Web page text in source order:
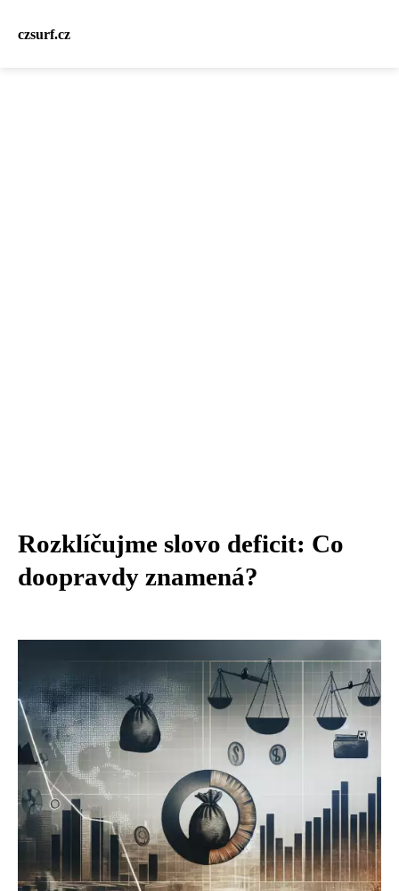
czsurf.cz
Rozklíčujme slovo deficit: Co
doopravdy znamená?